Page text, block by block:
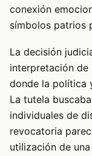
conexión
símbolos patrios
La decisión
interpretación de
donde la política
La tutela
individuales de
revocatoria
utilización de